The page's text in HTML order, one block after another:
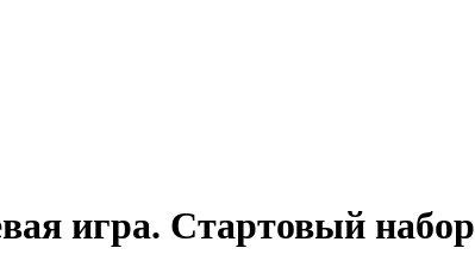
игра. Стартовый набор